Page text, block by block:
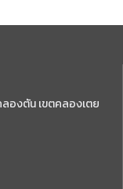
องตัน เขตคลองเตย